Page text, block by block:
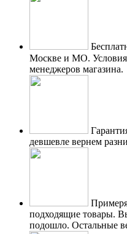
Москве и МО. Условия
менеджеров магазина.
девшевле вернем
подходящие товары.
подошло. Остальные